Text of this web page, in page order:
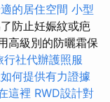
的居住空間 小型
防止妊娠紋或疤
高級別的防曬霜保
行社代辦護照服
何提供有力證據
這裡 RWD設計對